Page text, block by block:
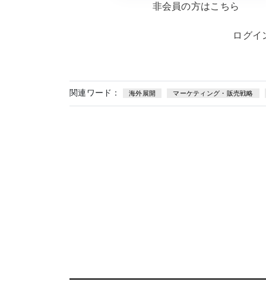
非会員の方はこちら
ログイ
関連ワード： 海外展開 マーケティング・販売戦略